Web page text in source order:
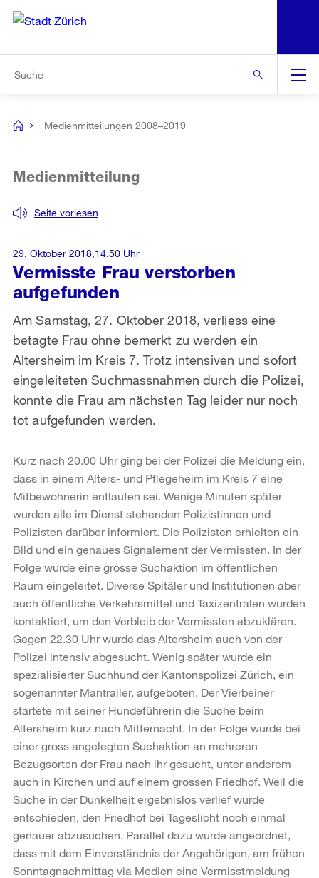
Navigation
[no
Medienmitteilungen 2008–2019
Vermisste Frau verstorben
aufgefunden
Seite vorlesen
Medienmitteilung
Am Samstag, 27. Oktober 2018, verliess eine
betagte Frau ohne bemerkt zu werden ein
Altersheim im Kreis 7. Trotz intensiven und sofort
eingeleiteten Suchmassnahmen durch die Polizei,
konnte die Frau am nächsten Tag leider nur noch
tot aufgefunden werden.
29. Oktober 2018,14.50 Uhr
Kurz nach 20.00 Uhr ging bei der Polizei die Meldung ein,
dass in einem Alters- und Pflegeheim im Kreis 7 eine
Mitbewohnerin entlaufen sei. Wenige Minuten später
wurden alle im Dienst stehenden Polizistinnen und
Polizisten darüber informiert. Die Polizisten erhielten ein
Bild und ein genaues Signalement der Vermissten. In der
Folge wurde eine grosse Suchaktion im öffentlichen
Raum eingeleitet. Diverse Spitäler und Institutionen aber
auch öffentliche Verkehrsmittel und Taxizentralen wurden
kontaktiert, um den Verbleib der Vermissten abzuklären.
Gegen 22.30 Uhr wurde das Altersheim auch von der
Polizei intensiv abgesucht. Wenig später wurde ein
spezialisierter Suchhund der Kantonspolizei Zürich, ein
sogenannter Mantrailer, aufgeboten. Der Vierbeiner
startete mit seiner Hundeführerin die Suche beim
Altersheim kurz nach Mitternacht. In der Folge wurde bei
einer gross angelegten Suchaktion an mehreren
Bezugsorten der Frau nach ihr gesucht, unter anderem
auch in Kirchen und auf einem grossen Friedhof. Weil die
Suche in der Dunkelheit ergebnislos verlief wurde
entschieden, den Friedhof bei Tageslicht noch einmal
genauer abzusuchen. Parallel dazu wurde angeordnet,
dass mit dem Einverständnis der Angehörigen, am frühen
Sonntagnachmittag via Medien eine Vermisstmeldung